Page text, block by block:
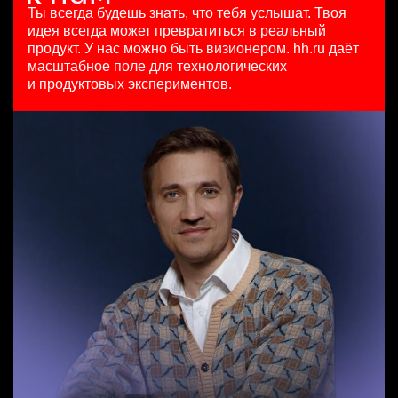
21 июл. 2026
з/п не указана
Санкт-Петербург
HeadHunter::Коммерческий департамент
15000000 so'm
Менеджер по продажам B2B
HeadHunter::Телефонные продажи
7200000 - 16800000 so'm
29 июл. 2026
з/п не указана
Москва
SMM-менеджер
HeadHunter::Департамент маркетинга
15 июл. 2026
з/п не указана
Ташкент
Ты всегда будешь знать, что тебя услышат. Твоя
идея всегда может превратиться в реальный
продукт. У нас можно быть визионером. hh.ru даёт
масштабное поле для технологических
и продуктовых экспериментов.